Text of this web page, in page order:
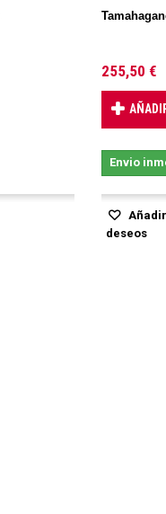
255,50 €
Envio
deseos